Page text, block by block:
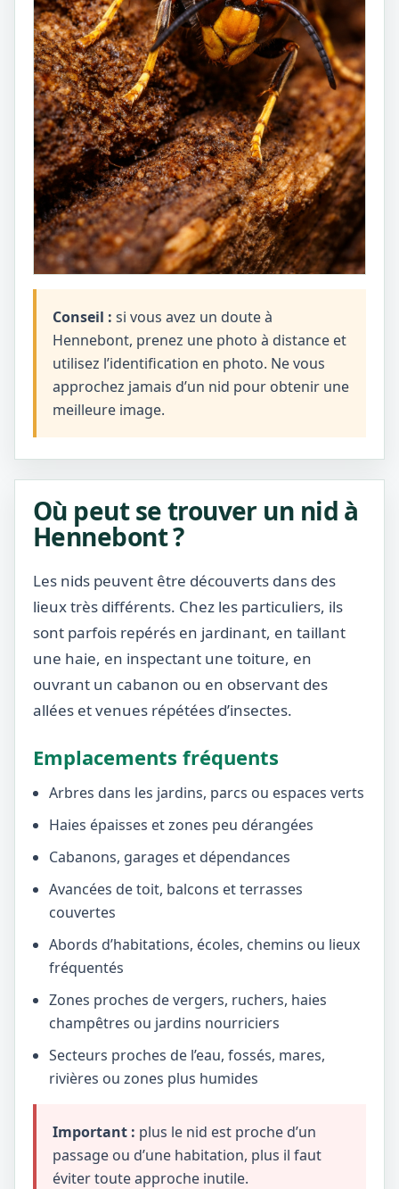
Conseil : si vous avez un doute à
Hennebont, prenez une photo à distance et
utilisez l’identification en photo. Ne vous
approchez jamais d’un nid pour obtenir une
meilleure image.
Où peut se trouver un nid à
Hennebont ?
Les nids peuvent être découverts dans des
lieux très différents. Chez les particuliers, ils
sont parfois repérés en jardinant, en taillant
une haie, en inspectant une toiture, en
ouvrant un cabanon ou en observant des
allées et venues répétées d’insectes.
Emplacements fréquents
Arbres dans les jardins, parcs ou espaces verts
Haies épaisses et zones peu dérangées
Cabanons, garages et dépendances
Avancées de toit, balcons et terrasses
couvertes
Abords d’habitations, écoles, chemins ou lieux
fréquentés
Zones proches de vergers, ruchers, haies
champêtres ou jardins nourriciers
Secteurs proches de l’eau, fossés, mares,
rivières ou zones plus humides
Important : plus le nid est proche d’un
passage ou d’une habitation, plus il faut
éviter toute approche inutile.